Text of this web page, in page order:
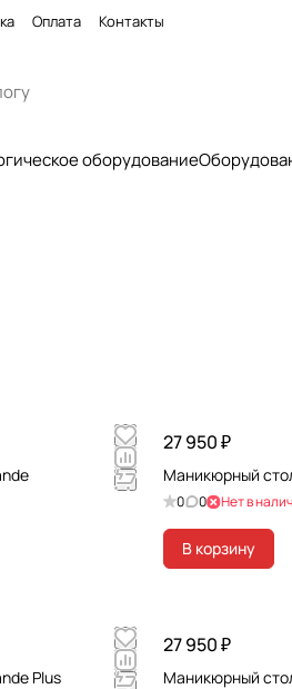
Оплата Контакты
оборудование
27 950 ₽
Маникюрный
0 0 Нет в
В корзину
Plus
27 950 ₽
Маникюрный